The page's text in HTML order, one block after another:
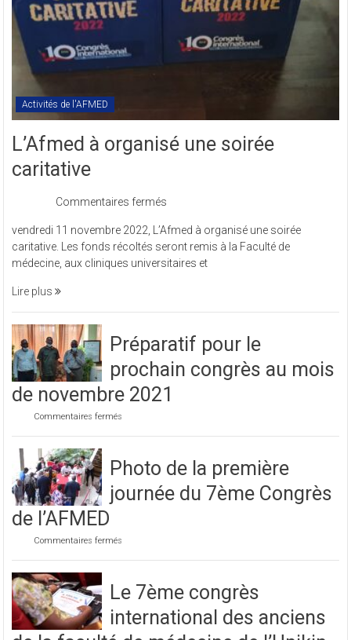
Activités de l'AFMED
L’Afmed à organisé une soirée
caritative
Commentaires fermés
à
organisé
une
vendredi 11 novembre 2022, L’Afmed à organisé une soirée
caritative. Les fonds récoltés seront remis à la Faculté de
médecine, aux cliniques universitaires et
Lire plus
Préparatif pour le
prochain congrès au mois
de novembre 2021
Commentaires fermés
prochain
congrès
au
mois
Photo de la première
journée du 7ème Congrès
de l’AFMED
Commentaires fermés
première
journée
du
7ème
Le 7ème congrès
international des anciens